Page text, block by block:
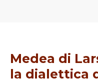
Medea di
la dialettica